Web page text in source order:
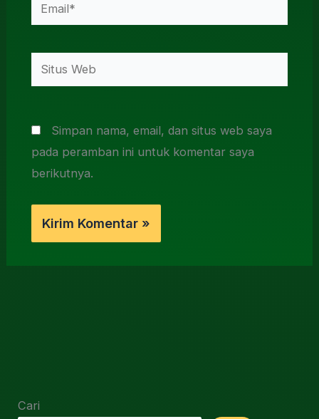
Situs
Web
Simpan nama, email, dan situs web saya
pada peramban ini untuk komentar saya
berikutnya.
Cari